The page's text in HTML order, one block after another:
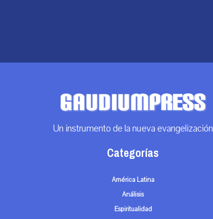
Un instrumento de la nueva evangelización
Categorías
América Latina
Análisis
Espiritualidad